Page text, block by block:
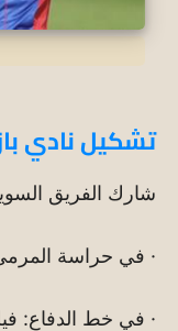
تشكيل نادي
شارك الفريق
· في حراسة
· في خط الدفاع: